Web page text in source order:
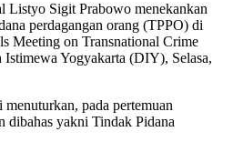
Listyo Sigit Prabowo menekankan
perdagangan orang (TPPO) di
Meeting on Transnational Crime
Yogyakarta (DIY), Selasa,
pada pertemuan
dibahas yakni Tindak Pidana